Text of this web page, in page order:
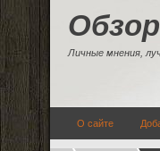
Личные мнения,
О сайте